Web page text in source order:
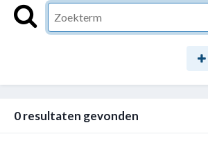
0 resultaten gevonden